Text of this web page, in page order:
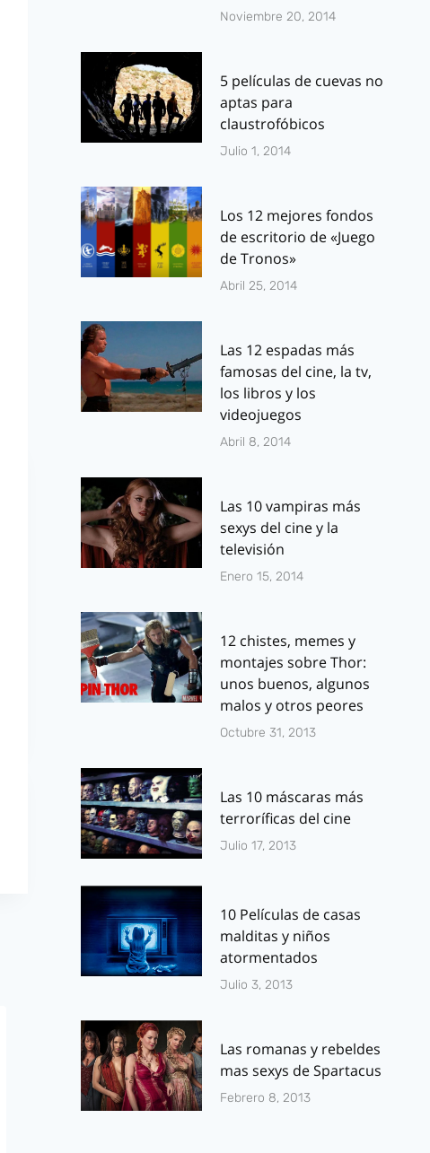
Bill Murray odia
el guión de
Cazafantasmas 3
Capitán
encabeza la
Noviembre 20, 2014
5 películas de cuevas no
aptas para
claustrofóbicos
Julio 1, 2014
Los 12 mejores fondos
de escritorio de «Juego
de Tronos»
Abril 25, 2014
Las 12 espadas más
famosas del cine, la tv,
los libros y los
videojuegos
Abril 8, 2014
Las 10 vampiras más
sexys del cine y la
televisión
Enero 15, 2014
12 chistes, memes y
montajes sobre Thor:
unos buenos, algunos
malos y otros peores
Octubre 31, 2013
Las 10 máscaras más
terroríficas del cine
Julio 17, 2013
10 Películas de casas
malditas y niños
atormentados
Julio 3, 2013
Las romanas y rebeldes
mas sexys de Spartacus
Febrero 8, 2013